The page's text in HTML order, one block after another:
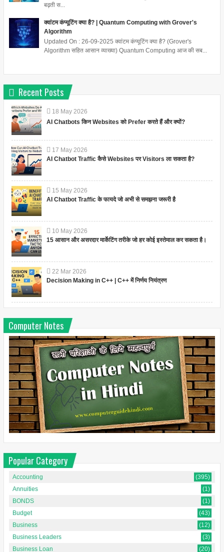
बढ़ती स...
क्वांटम कंप्यूटिंग क्या है? | Quantum Computing with Grover's
Algorithm
Updated On : 26-09-2025 क्वांटम कंप्यूटिंग क्या है? (Grover's
Algorithm सहित आसान व्याख्या) Quantum Computing आज की सब...
Recent Posts
18 May 2026
AI Chatbots किन Websites को Prefer करते हैं और क्यों?
17 May 2026
AI Chatbot Traffic कैसे Websites पर Visitors ला सकता है?
15 May 2026
AI Chatbot Traffic के फायदे जो अभी से समझना जरूरी है
10 May 2026
15 आसान और असरदार मार्केटिंग तरीके जो हर कोई इस्तेमाल कर सकता है।
22 Mar 2026
Decision Making in C++ | C++ में निर्णय नियंत्रण
Computer Notes
Popular Category
Accounting
(395)
Annuities
(1)
BONDS
(1)
Budget
(43)
Business
(12)
Business Leaders
(3)
Business Loan
(20)